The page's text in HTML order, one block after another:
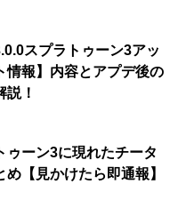
スプラトゥーン3アッ
情報】内容とアプデ後の
説！
ゥーン3に現れたチータ
め【見かけたら即通報】